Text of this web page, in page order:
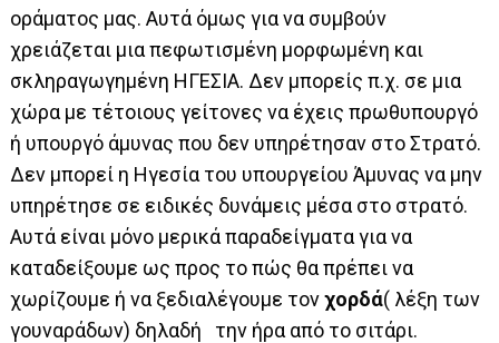
οράματος μας. Αυτά όμως για να συμβούν
χρειάζεται μια πεφωτισμένη μορφωμένη και
σκληραγωγημένη ΗΓΕΣΙΑ. Δεν μπορείς π.χ. σε μια
χώρα με τέτοιους γείτονες να έχεις πρωθυπουργό
ή υπουργό άμυνας που δεν υπηρέτησαν στο Στρατό.
Δεν μπορεί η Ηγεσία του υπουργείου Άμυνας να μην
υπηρέτησε σε ειδικές δυνάμεις μέσα στο στρατό.
Αυτά είναι μόνο μερικά παραδείγματα για να
καταδείξουμε ως προς το πώς θα πρέπει να
χωρίζουμε ή να ξεδιαλέγουμε τονχορδά( λέξη των
γουναράδων) δηλαδή την ήρα από το σιτάρι.